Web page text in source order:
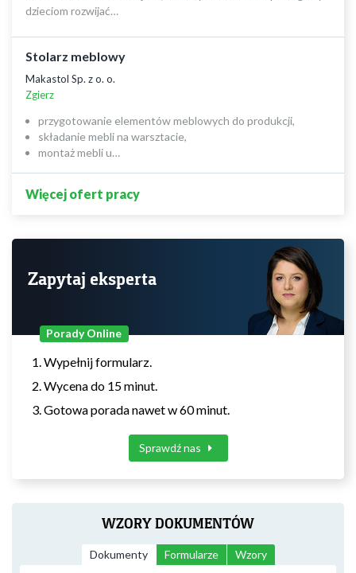
dzieciom rozwijać…
Stolarz meblowy
Makastol Sp. z o. o.
Zgierz
przygotowanie elementów meblowych do produkcji,
składanie mebli na warsztacie,
montaż mebli u…
Więcej ofert pracy
Zapytaj eksperta
Porady Online
Wypełnij formularz.
Wycena do 15 minut.
Gotowa porada nawet w 60 minut.
Sprawdź nas
WZORY DOKUMENTÓW
Dokumenty Formularze Wzory